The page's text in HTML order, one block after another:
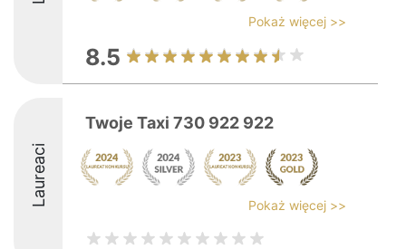
Pokaż więcej >>
8.5
Laureaci
Twoje Taxi 730 922 922
Pokaż więcej >>